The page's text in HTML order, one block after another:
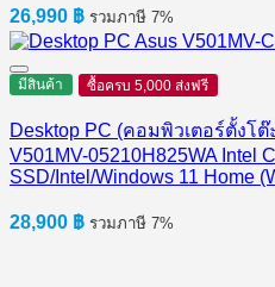
26,990 ฿ รวมภาษี 7%
มีสินค้า ซื้อครบ 5,000 ส่งฟรี
Desktop PC (คอมพิวเตอร์ตั้งโต๊
V501MV-05210H825WA Intel
SSD/Intel/Windows 11 Home
28,900 ฿ รวมภาษี 7%